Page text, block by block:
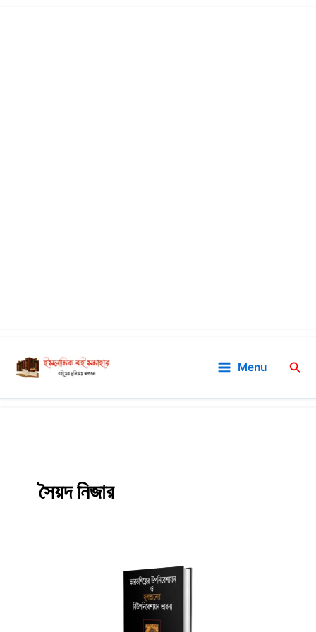
content
Menu
সৈয়দ নিজার